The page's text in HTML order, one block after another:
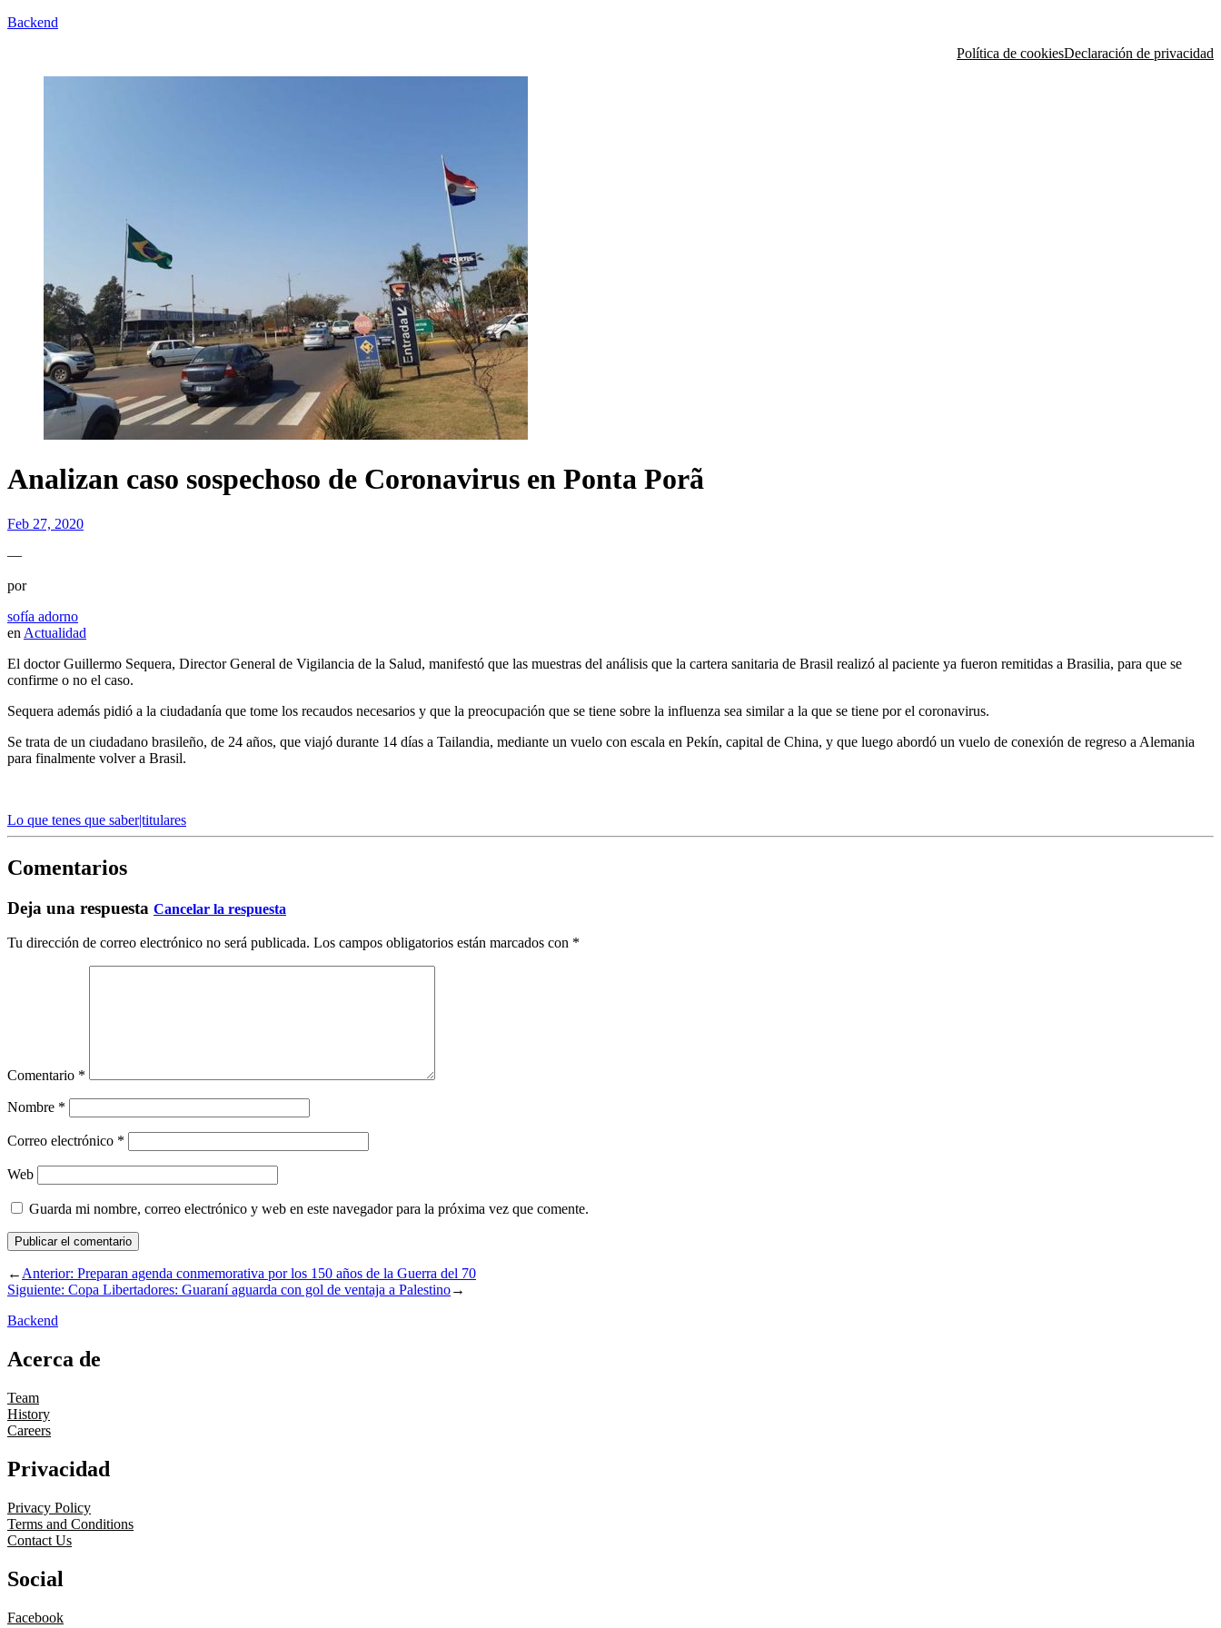
Backend
Política de cookiesDeclaración de privacidad
Analizan caso sospechoso de Coronavirus en Ponta Porã
Feb 27, 2020
—
por
sofía adorno
en Actualidad
El doctor Guillermo Sequera, Director General de Vigilancia de la Salud, manifestó que las muestras del análisis que la cartera sanitaria de Brasil realizó al paciente ya fueron remitidas a Brasilia, para que se
confirme o no el caso.
Sequera además pidió a la ciudadanía que tome los recaudos necesarios y que la preocupación que se tiene sobre la influenza sea similar a la que se tiene por el coronavirus.
Se trata de un ciudadano brasileño, de 24 años, que viajó durante 14 días a Tailandia, mediante un vuelo con escala en Pekín, capital de China, y que luego abordó un vuelo de conexión de regreso a Alemania
para finalmente volver a Brasil.
Lo que tenes que saber|titulares
Comentarios
Deja una respuesta Cancelar la respuesta
Tu dirección de correo electrónico no será publicada. Los campos obligatorios están marcados con *
Comentario *
Nombre *
Correo electrónico *
Web
Guarda mi nombre, correo electrónico y web en este navegador para la próxima vez que comente.
←Anterior: Preparan agenda conmemorativa por los 150 años de la Guerra del 70
Siguiente: Copa Libertadores: Guaraní aguarda con gol de ventaja a Palestino→
Backend
Acerca de
Team
History
Careers
Privacidad
Privacy Policy
Terms and Conditions
Contact Us
Social
Facebook